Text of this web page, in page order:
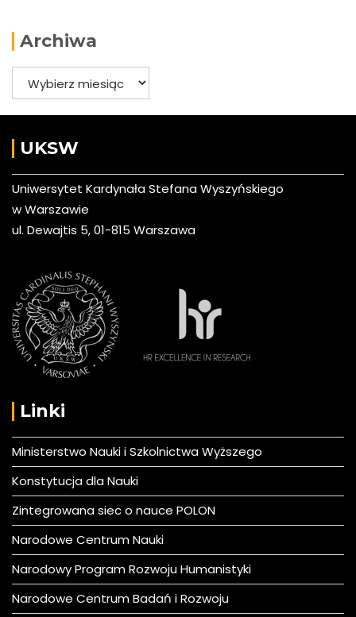
Archiwa
Archiwa
UKSW
Uniwersytet Kardynała Stefana Wyszyńskiego
w Warszawie
ul. Dewajtis 5, 01-815 Warszawa
Linki
Ministerstwo Nauki i Szkolnictwa Wyższego
Konstytucja dla Nauki
Zintegrowana siec o nauce POLON
Narodowe Centrum Nauki
Narodowy Program Rozwoju Humanistyki
Narodowe Centrum Badań i Rozwoju